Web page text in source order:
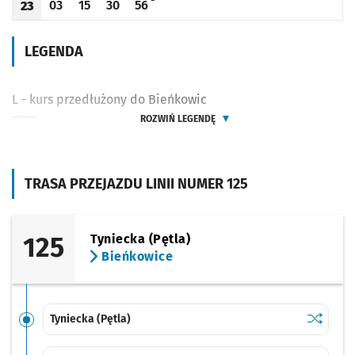
TRASA PRZEJAZDU LINII NUMER 125
125
Tyniecka (Pętla)
Bieńkowice
Tyniecka (Pętla) Sprawdź
Tyniecka
Godzina odjazdu
23
Odjazd
03
minut po godzinie 23
Odjazd
15
minut po godzinie 23
Odjazd
30
minut po godzinie 23
Odjazd
56
minut po godzinie 23
LEGENDA
L - kurs przedłużony do Bieńkowic
ROZWIŃ LEGENDĘ